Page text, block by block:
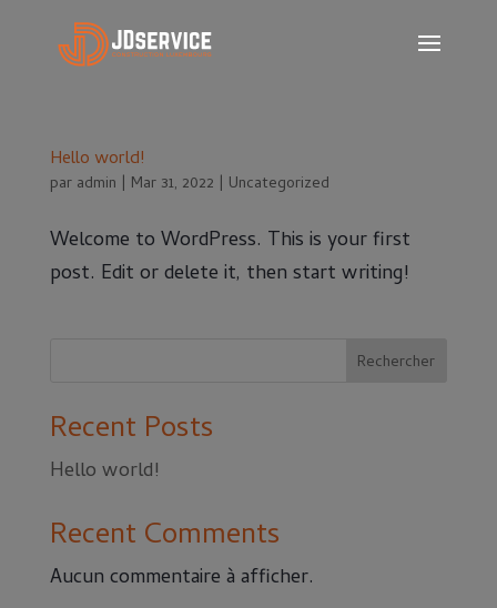
Hello world!
par admin | Mar 31, 2022 | Uncategorized
Welcome to WordPress. This is your first
post. Edit or delete it, then start writing!
Rechercher
Recent Posts
Hello world!
Recent Comments
Aucun commentaire à afficher.